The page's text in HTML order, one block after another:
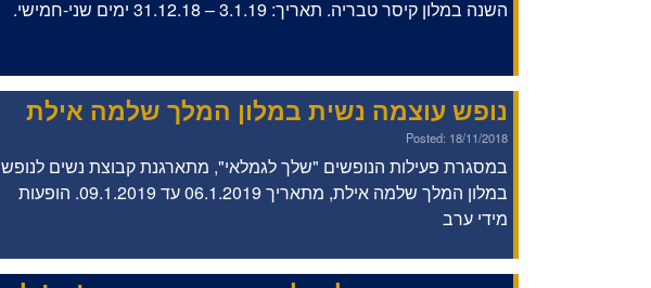
השנה במלון קיסר טבריה. תאריך: 3.1.19 – 31.12.18 ימים שני-חמישי.
נופש עוצמה נשית במלון המלך שלמה אילת
Posted: 18/11/2018
במסגרת פעילות הנופשים "שלך לגמלאי", מתארגנת קבוצת נשים לנופש
במלון המלך שלמה אילת, מתאריך 06.1.2019 עד 09.1.2019. הופעות
מידי ערב